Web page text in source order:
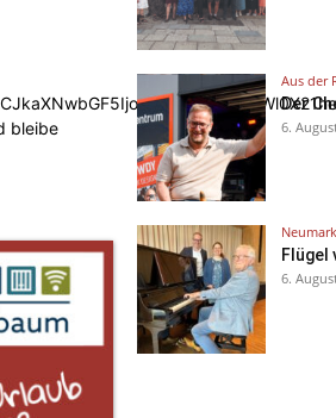
bleibe
Aus der
Der
6.
Flügel
6.